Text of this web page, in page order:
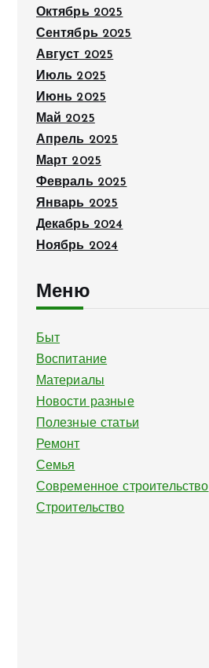
Октябрь 2025
Сентябрь 2025
Август 2025
Июль 2025
Июнь 2025
Май 2025
Апрель 2025
Март 2025
Февраль 2025
Январь 2025
Декабрь 2024
Ноябрь 2024
Меню
Быт
Воспитание
Материалы
Новости разные
Полезные статьи
Ремонт
Семья
Современное строительство
Строительство